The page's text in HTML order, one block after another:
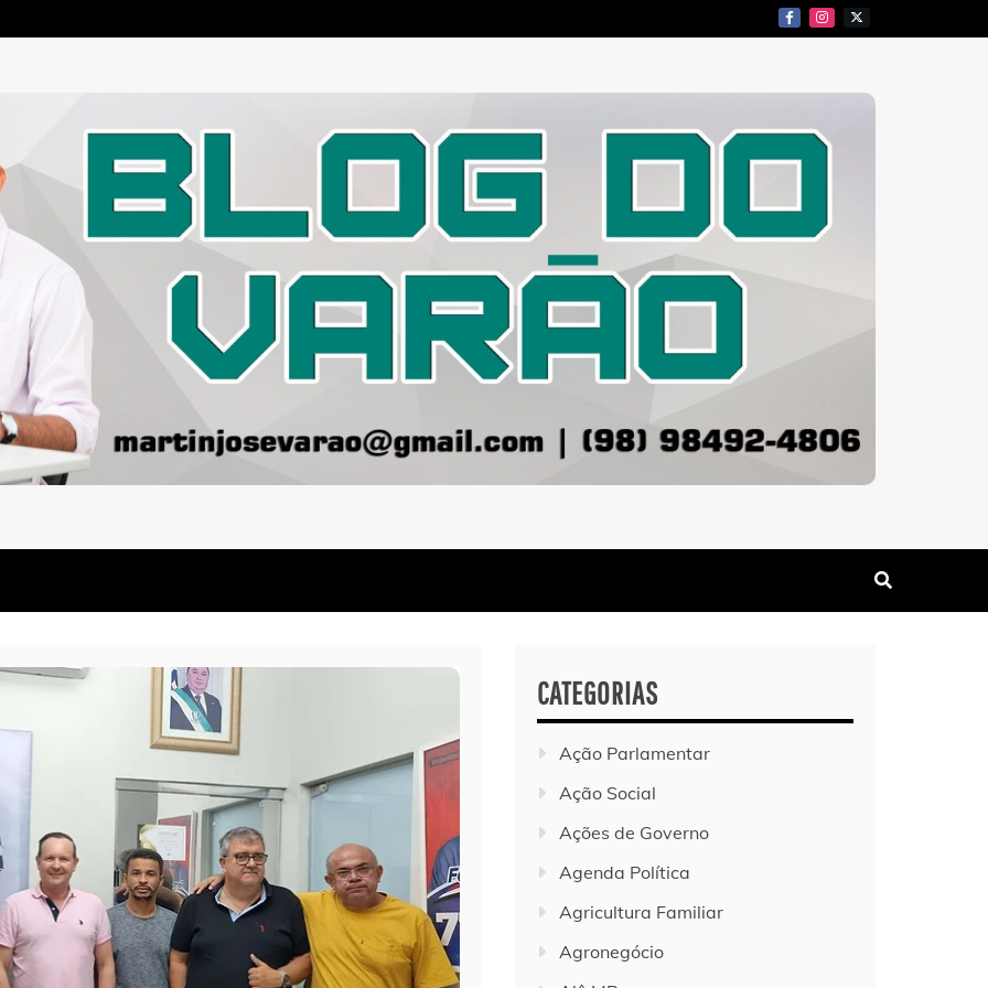
CATEGORIAS
Ação Parlamentar
Ação Social
Ações de Governo
Agenda Política
Agricultura Familiar
Agronegócio